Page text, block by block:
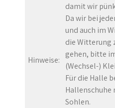
Hinweise:
damit wir
Da wir bei
und auch im
die Witterung
gehen, bitte
(Wechsel-)
Für die Halle
Sohlen.